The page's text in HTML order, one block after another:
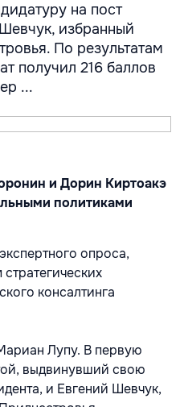
на пост
избранный
По результатам
получил 216 баллов
...
и Дорин Киртоакэ
политиками
опроса,
консалтинга
Лупу. В первую
выдвинувший свою
и Евгений Шевчук,